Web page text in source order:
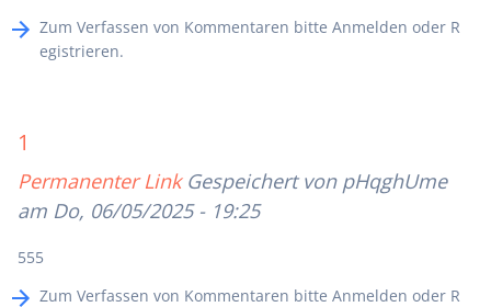
Zum Verfassen von Kommentaren bitte Anmelden oder R
egistrieren.
1
Permanenter Link Gespeichert von pHqghUme
am Do, 06/05/2025 - 19:25
555
Zum Verfassen von Kommentaren bitte Anmelden oder R